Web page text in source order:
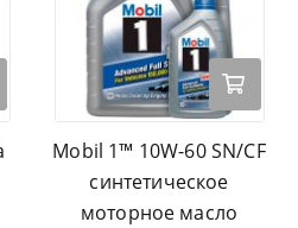
Mobil 1™ 10W-60 SN/CF
синтетическое
моторное масло